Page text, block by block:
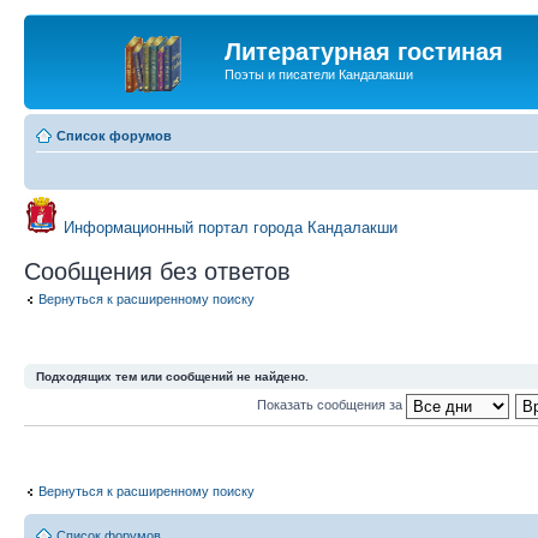
Литературная гостиная
Поэты и писатели Кандалакши
Список форумов
Информационный портал города Кандалакши
Сообщения без ответов
Вернуться к расширенному поиску
Подходящих тем или сообщений не найдено.
Показать сообщения за
Вернуться к расширенному поиску
Список форумов